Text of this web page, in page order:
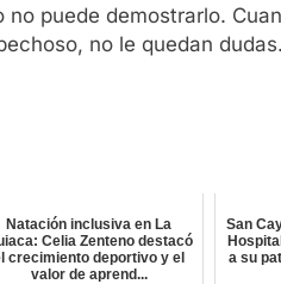
puede demostrarlo.
no le quedan
Natación inclusiva en La
Celia Zenteno destacó
crecimiento deportivo y el
valor de aprend...
San
a su